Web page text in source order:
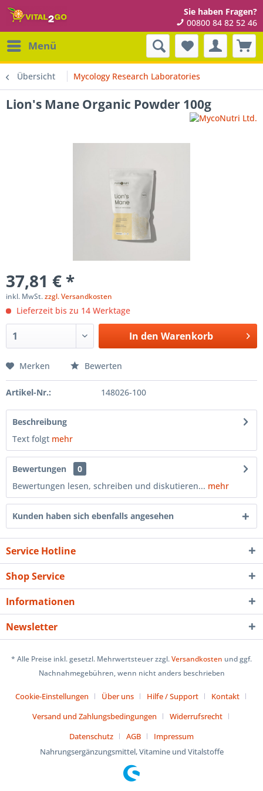
Sie haben Fragen?
00800 84 82 52 46
Menü
Übersicht Mycology Research Laboratories
Lion's Mane Organic Powder 100g
37,81 € *
inkl. MwSt.zzgl. Versandkosten
Lieferzeit bis zu 14 Werktage
In den Warenkorb
Merken Bewerten
Artikel-Nr.: 148026-100
Beschreibung
Text folgt mehr
Bewertungen
0
Bewertungen lesen, schreiben und diskutieren... mehr
Kunden haben sich ebenfalls angesehen
Service Hotline
Shop Service
Informationen
Newsletter
* Alle Preise inkl. gesetzl. Mehrwertsteuer zzgl.Versandkosten und ggf.
Nachnahmegebühren, wenn nicht anders beschrieben
Cookie-Einstellungen Über uns Hilfe / Support
Kontakt
Versand und Zahlungsbedingungen
Widerrufsrecht
Datenschutz
AGB
Impressum
Nahrungsergänzungsmittel, Vitamine und Vitalstoffe